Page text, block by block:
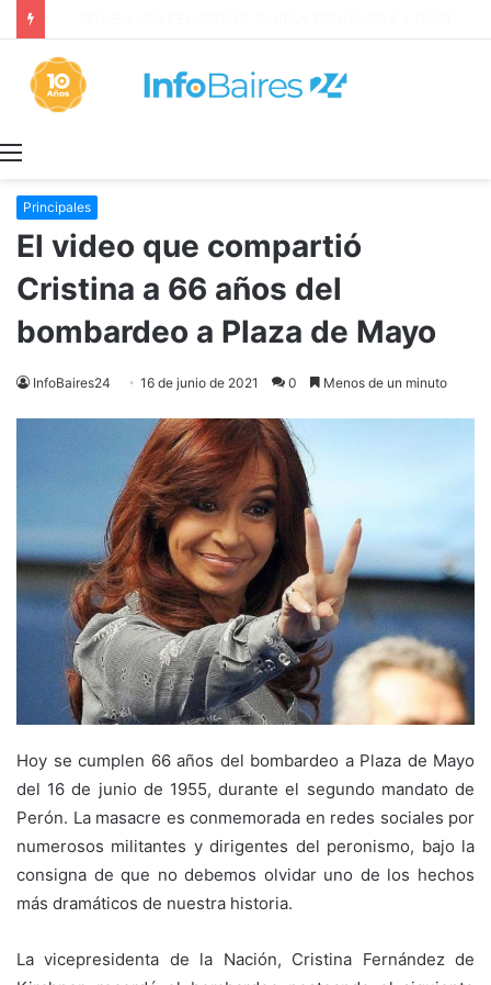
Principales
El video que compartió
Cristina a 66 años del
bombardeo a Plaza de Mayo
InfoBaires24 16 de junio de 2021 0 Menos de un minuto
Hoy se cumplen 66 años del bombardeo a Plaza de Mayo
del 16 de junio de 1955, durante el segundo mandato de
Perón. La masacre es conmemorada en redes sociales por
numerosos militantes y dirigentes del peronismo, bajo la
consigna de que no debemos olvidar uno de los hechos
más dramáticos de nuestra historia.
La vicepresidenta de la Nación, Cristina Fernández de